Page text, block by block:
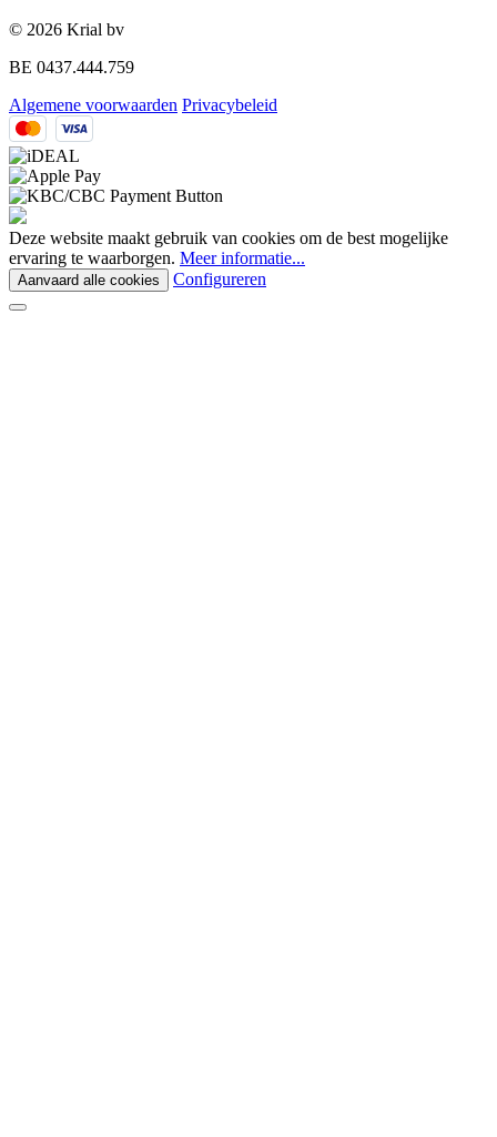
© 2026 Krial bv
BE 0437.444.759
Algemene voorwaarden Privacybeleid
Deze website maakt gebruik van cookies om de best mogelijke
ervaring te waarborgen. Meer informatie...
Aanvaard alle cookies Configureren